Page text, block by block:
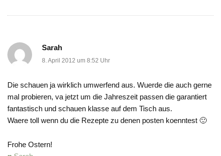
Sarah
8. April 2012 um 8:52 Uhr
Die schauen ja wirklich umwerfend aus. Wuerde die auch gerne
mal probieren, va jetzt um die Jahreszeit passen die garantiert
fantastisch und schauen klasse auf dem Tisch aus.
Waere toll wenn du die Rezepte zu denen posten koenntest 🙂
Frohe Ostern!